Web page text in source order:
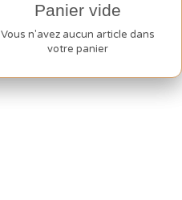
Panier vide
Vous n'avez aucun article dans
votre panier
Panier vide
Vous n'avez aucun article dans
votre panier